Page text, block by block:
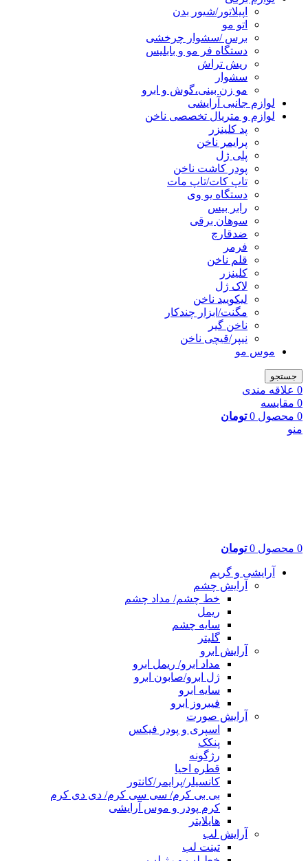
اپیلاتور/شیور بدن
اتو مو
برس /سشوار چرخشی
دستگاه فر مو و بابلیس
ریش تراش
سشوار
مو زن بینی،گوش و ابرو
لوازم جانبی آرایشی
لوازم و متریال تخصصی ناخن
پد کلینزر
پرایمر ناخن
پلی ژل
پودر کاشت ناخن
تاپ کات/تاپ مات
دستگاه یو وی
رابر بیس
سوهان برقی
ضدقارچ
فرمر
قلم ناخن
کلینزر
لاک ژل
لیکوييد ناخن
مگنت/ابزار چندکار
ناخن گیر
نیپر/قیچی ناخن
موس مو
جستجو
0 علاقه مندی
0 مقایسه
0 محصول 0 تومان
منو
0 محصول 0 تومان
آرایشی و گریم
آرایش چشم
خط چشم/ مداد چشم
ریمل
سایه چشم
گلیتر
آرایش ابرو
مداد ابرو/ ریمل ابرو
ژل ابرو/صابون ابرو
سایه ابرو
فیبروز ابرو
آرایش صورت
اسپری و پودر فیکس
پنکک
رژگونه
قطره احیا
کانسیلر/پرایمر/کانتور
بی بی کرم/ سی سی کرم/ دی دی کرم
کرم پودر و موس آرایشی
هایلایتر
آرایش لب
تینت لب